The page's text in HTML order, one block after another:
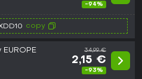
-94%
copy
34,99 €
2,15 €
-93%